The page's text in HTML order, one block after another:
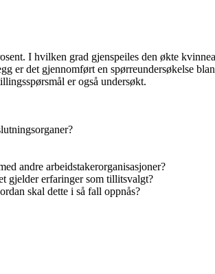
I hvilken grad gjenspeiles den økte
er det gjennomført en spørreundersøkelse
er også undersøkt.
andre arbeidstakerorganisasjoner?
gjelder erfaringer som tillitsvalgt?
skal dette i så fall oppnås?